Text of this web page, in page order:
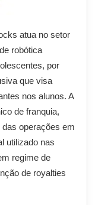
atua no setor
robótica
por
que visa
nos alunos. A
de franquia,
operações em
utilizado nas
regime de
de royalties